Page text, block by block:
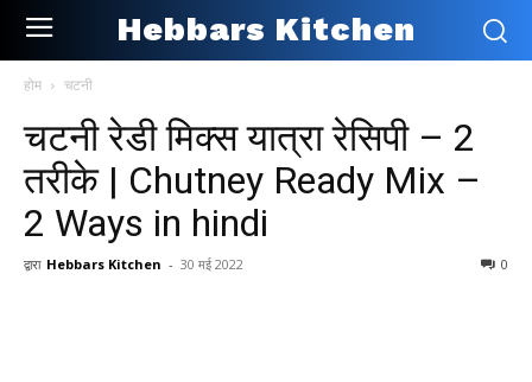
Hebbars Kitchen
होम चटनी
चटनी रेडी मिक्स यात्रा रेसिपी – 2
तरीके | Chutney Ready Mix –
2 Ways in hindi
द्वारा Hebbars Kitchen - 30 मई 2022 0